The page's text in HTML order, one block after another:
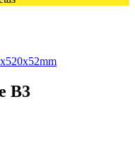
B3